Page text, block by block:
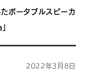
ポータブルスピーカ
2022年3月8日